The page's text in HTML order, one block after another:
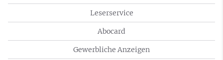
Leserservice
Abocard
Gewerbliche Anzeigen